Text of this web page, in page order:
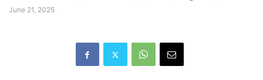
June 21, 2025